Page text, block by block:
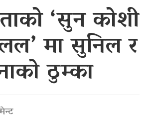
‘सुन कोशी
मा सुनिल र
ठुम्का